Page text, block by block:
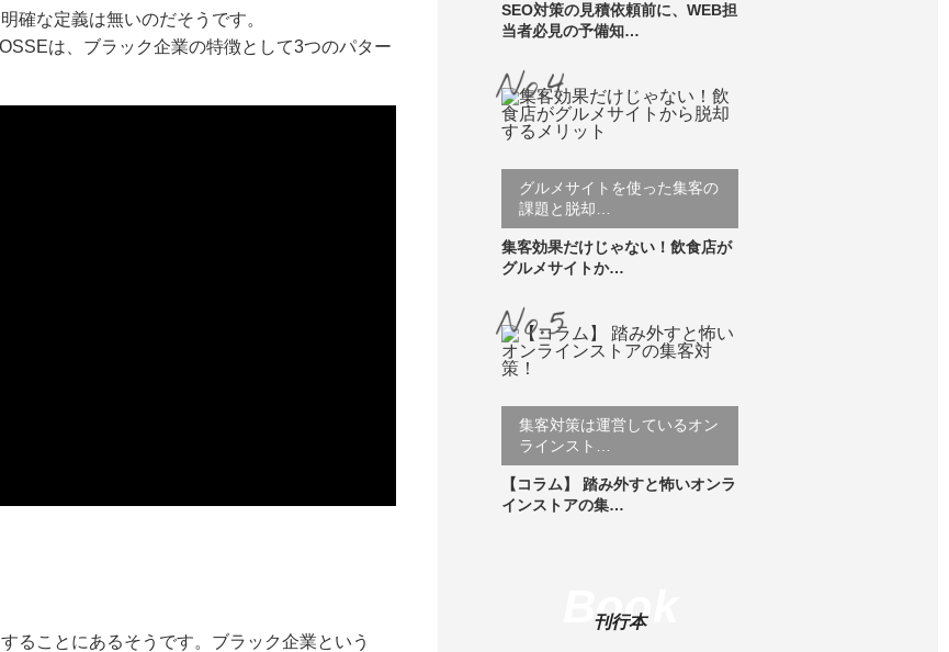
確な定義は無いのだそうです。
は、ブラック企業の特徴として3つのパター
ることにあるそうです。ブラック企業という
SEO対策の見積依頼前に、WEB担
当者必見の予備知…
グルメサイトを使った集客の
課題と脱却…
集客効果だけじゃない！飲食店が
グルメサイトか…
集客対策は運営しているオン
ラインスト…
【コラム】 踏み外すと怖いオンラ
インストアの集…
刊行本
Book